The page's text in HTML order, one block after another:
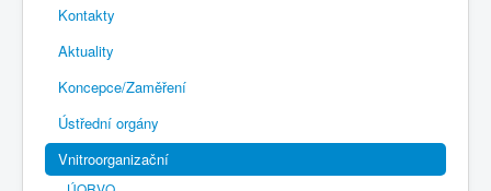
Novelizace Stanov SH ČMS
Plán činnosti 2026
Kalendář akcí
Výhody pro členy
Portál REDENOX
Kontakty
Aktuality
Koncepce/Zaměření
Ústřední orgány
Vnitroorganizační